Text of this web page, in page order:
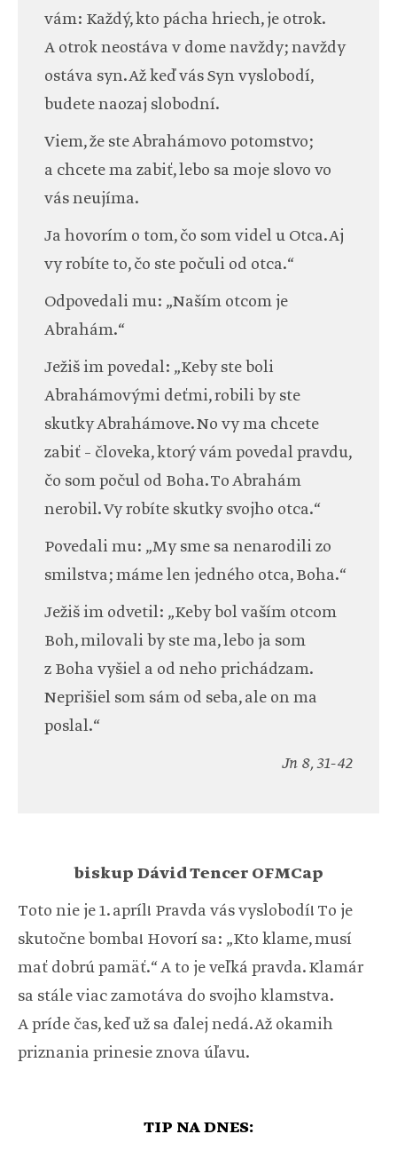
vám: Každý, kto pácha hriech, je otrok.
A otrok neostáva v dome navždy; navždy
ostáva syn. Až keď vás Syn vyslobodí,
budete naozaj slobodní.
Viem, že ste Abrahámovo potomstvo;
a chcete ma zabiť, lebo sa moje slovo vo
vás neujíma.
Ja hovorím o tom, čo som videl u Otca. Aj
vy robíte to, čo ste počuli od otca.“
Odpovedali mu: „Naším otcom je
Abrahám.“
Ježiš im povedal: „Keby ste boli
Abrahámovými deťmi, robili by ste
skutky Abrahámove. No vy ma chcete
zabiť – človeka, ktorý vám povedal pravdu,
čo som počul od Boha. To Abrahám
nerobil. Vy robíte skutky svojho otca.“
Povedali mu: „My sme sa nenarodili zo
smilstva; máme len jedného otca, Boha.“
Ježiš im odvetil: „Keby bol vaším otcom
Boh, milovali by ste ma, lebo ja som
z Boha vyšiel a od neho prichádzam.
Neprišiel som sám od seba, ale on ma
poslal.“
Jn 8, 31-42
biskup Dávid Tencer OFMCap
Toto nie je 1. apríl! Pravda vás vyslobodí! To je
skutočne bomba! Hovorí sa: „Kto klame, musí
mať dobrú pamäť.“ A to je veľká pravda. Klamár
sa stále viac zamotáva do svojho klamstva.
A príde čas, keď už sa ďalej nedá. Až okamih
priznania prinesie znova úľavu.
TIP NA DNES: